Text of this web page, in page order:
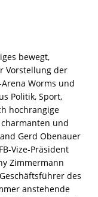
bewegt,
Vorstellung der
Worms und
Politik, Sport,
hochrangige
und
Gerd Obenauer
Vize-Präsident
Zimmermann
des
anstehende